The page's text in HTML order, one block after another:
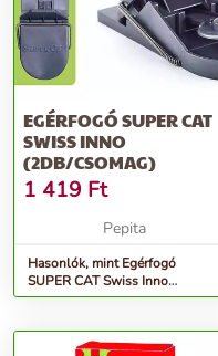
EGÉRFOGÓ SUPER CAT
SWISS INNO
(2DB/CSOMAG)
1 419 Ft
Pepita
Hasonlók, mint Egérfogó
SUPER CAT Swiss Inno
(2db/csomag)